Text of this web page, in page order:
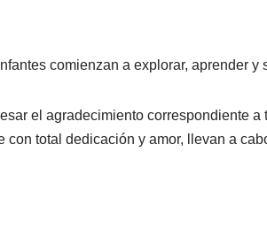
comienzan a explorar, aprender y
el agradecimiento correspondiente a
total dedicación y amor, llevan a